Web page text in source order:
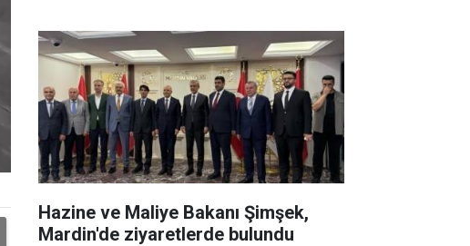
Hazine ve Maliye Bakanı Şimşek,
Mardin'de ziyaretlerde bulundu